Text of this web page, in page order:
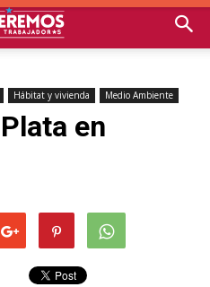
Hábitat y vivienda Medio Ambiente
en